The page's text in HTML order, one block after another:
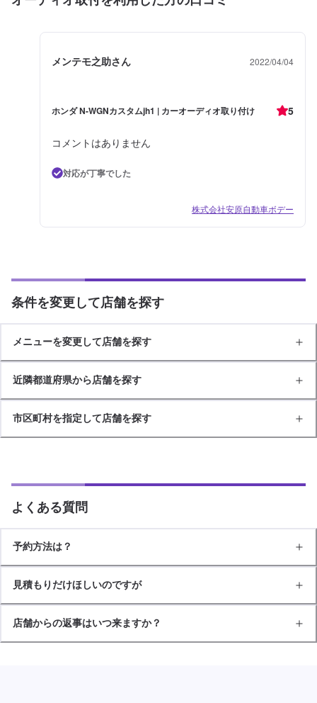
メンテモ之助さん 2022/04/04
ホンダ N-WGNカスタムjh1 | カーオーディオ取り付け 5
コメントはありません
対応が丁寧でした
株式会社安原自動車ボデー
条件を変更して店舗を探す
メニューを変更して店舗を探す
近隣都道府県から店舗を探す
市区町村を指定して店舗を探す
よくある質問
予約方法は？
見積もりだけほしいのですが
店舗からの返事はいつ来ますか？